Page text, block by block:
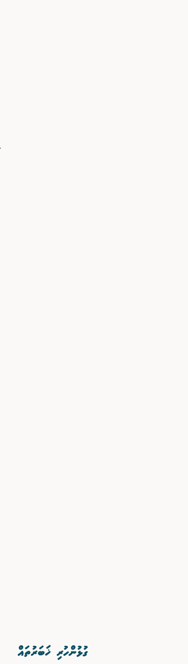
ގުޅުންހުރި ޚަބަރުތައް